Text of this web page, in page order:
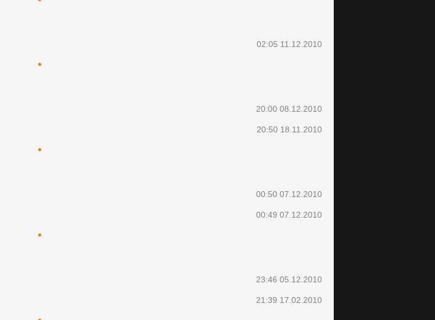
02:05 11.12.2010
20:00 08.12.2010
20:50 18.11.2010
00:50 07.12.2010
00:49 07.12.2010
23:46 05.12.2010
21:39 17.02.2010